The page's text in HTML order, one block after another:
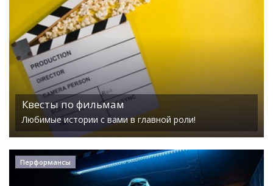
Квесты по фильмам
Любимые истории с вами в главной роли!
Перформансы